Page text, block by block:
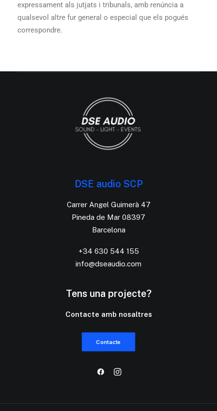
expressament als jutjats i tribunals, amb renúncia a
qualsevol altre fur general o especial que els pogués
correspondre.
DSE audio SCP
Carrer Angel Guimerà 47
Pineda de Mar 08397
Barcelona
+34 630 544 155
info@dseaudio.com
Tens una projecte?
Contacte amb nosaltres
Contacte